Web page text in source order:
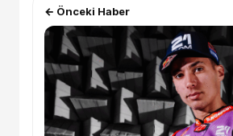
← Önceki Haber